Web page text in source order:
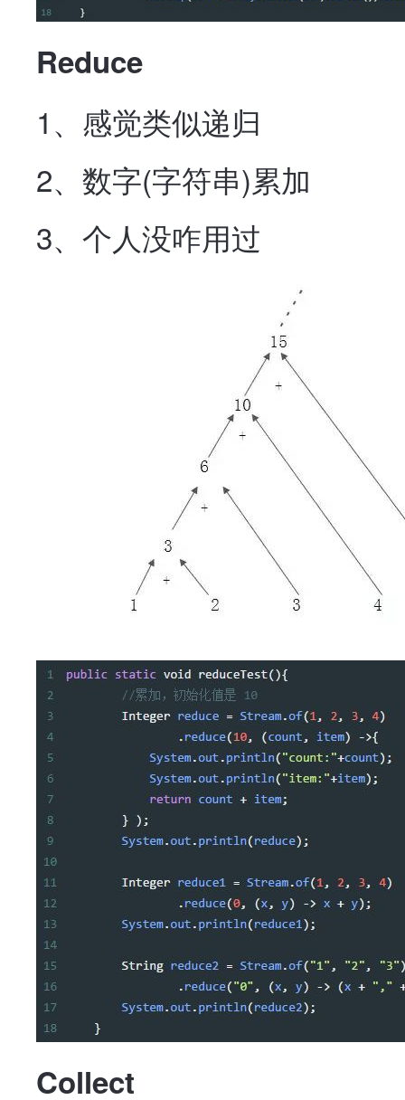
Reduce
1、感觉类似递归
2、数字(字符串)累加
3、个人没咋用过
Collect